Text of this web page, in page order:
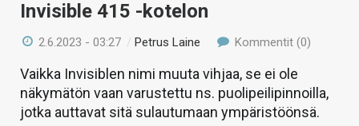
Invisible 415 -kotelon
2.6.2023 - 03:27 /Petrus Laine Kommentit (0)
Vaikka Invisiblen nimi muuta vihjaa, se ei ole
näkymätön vaan varustettu ns. puolipeilipinnoilla,
jotka auttavat sitä sulautumaan ympäristöönsä.